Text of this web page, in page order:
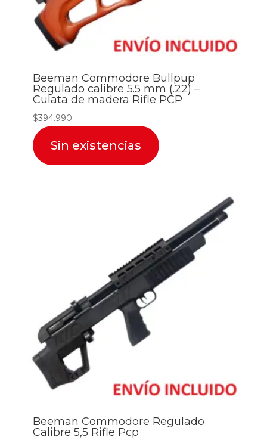
Beeman Commodore Bullpup
Regulado calibre 5.5 mm (.22) –
Culata de madera Rifle PCP
$394.990
Sin existencias
Beeman Commodore Regulado
Calibre 5,5 Rifle Pcp